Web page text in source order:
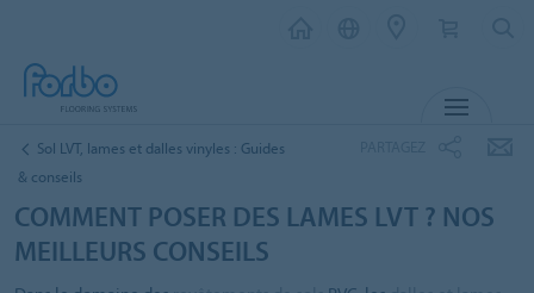
Sol LVT, lames et dalles vinyles : Guides
& conseils
COMMENT POSER DES LAMES LVT ? NOS
MEILLEURS CONSEILS